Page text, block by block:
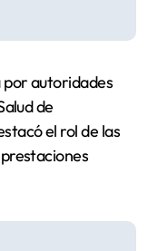
por autoridades
de
el rol de las